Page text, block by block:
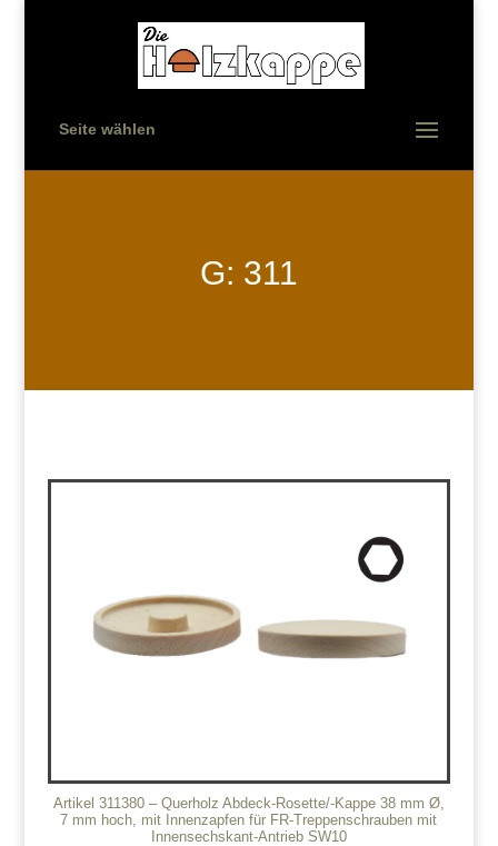
Seite wählen
G: 311
Artikel 311380 – Querholz Abdeck-Rosette/-Kappe 38 mm Ø,
7 mm hoch, mit Innenzapfen für FR-Treppenschrauben mit
Innensechskant-Antrieb SW10